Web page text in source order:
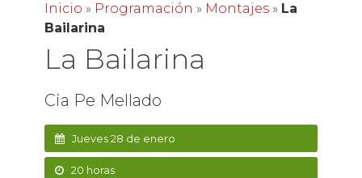
Inicio » Programación » Montajes» La
Bailarina
La Bailarina
Cia Pe Mellado
Jueves 28 de enero
20 horas